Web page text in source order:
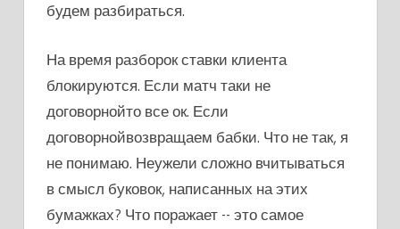
будем разбираться.
На время разборок ставки клиента
блокируются. Если матч таки не
договорнойто все ок. Если
договорнойвозвращаем бабки. Что не так, я
не понимаю. Неужели сложно вчитываться
в смысл буковок, написанных на этих
бумажках? Что поражает -- это самое